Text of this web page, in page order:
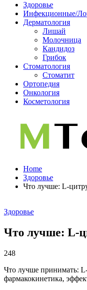
Здоровье
Инфекционные/
Дерматология
Лишай
Молочница
Кандидоз
Грибок
Стоматология
Стоматит
Ортопедия
Онкология
Косметология
Home
Здоровье
Что лучше: L-
Здоровье
Что лучше: L-
248
Что лучше принимать:
фармакокинетика,